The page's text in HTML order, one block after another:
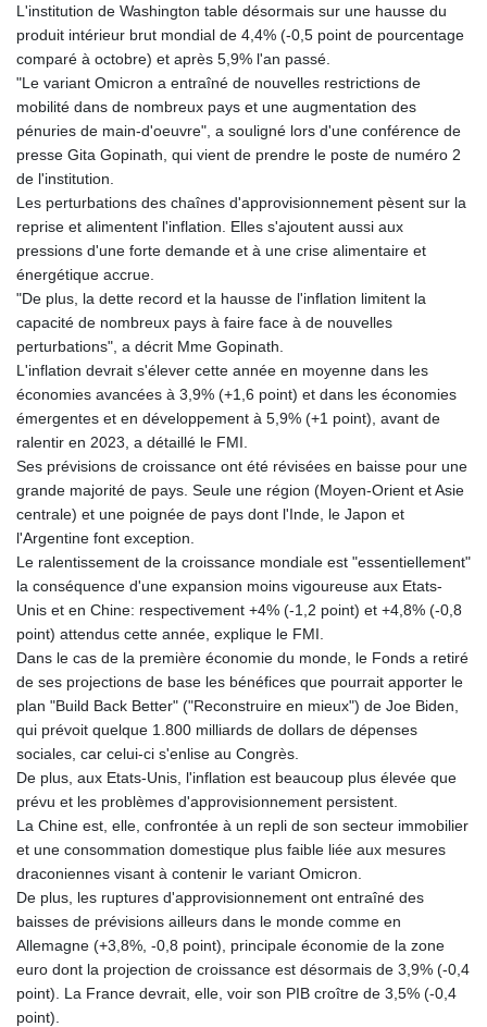
HKD 9.067746
HNL 30.895616
HRK 7.536622
HTG 150.718127
HUF 363.096405
IDR 20580.370421
ILS 3.468234
INR 110.076256
IQD 1509.981237
IRR
ISK 142.598215
JEP 0.8566
JMD 183.057725
JOD 0.819746
JPY 182.445186
KES 149.158147
KGS 101.104505
KHR 4681.941823
KMF 492.514185
KRW 1627.712241
KYD 0.960588
KZT 540.233287
LAK 26025.676609
LBP
103223.017367
LKR 386.635196
LRD 208.057415
LSL 18.726567
LTL 3.413768
LVL 0.699335
LYD 7.331909
MAD 10.743067
MDL 20.044751
MGA 4918.938878
MKD 61.524236
MMK 2427.596601
MNT 4159.0218
MOP 9.314584
MRU 46.338424
L'institution de Washington table désormais sur une hausse du
produit intérieur brut mondial de 4,4% (-0,5 point de pourcentage
comparé à octobre) et après 5,9% l'an passé.
"Le variant Omicron a entraîné de nouvelles restrictions de
mobilité dans de nombreux pays et une augmentation des
pénuries de main-d'oeuvre", a souligné lors d'une conférence de
presse Gita Gopinath, qui vient de prendre le poste de numéro 2
de l'institution.
Les perturbations des chaînes d'approvisionnement pèsent sur la
reprise et alimentent l'inflation. Elles s'ajoutent aussi aux
pressions d'une forte demande et à une crise alimentaire et
énergétique accrue.
"De plus, la dette record et la hausse de l'inflation limitent la
capacité de nombreux pays à faire face à de nouvelles
perturbations", a décrit Mme Gopinath.
L'inflation devrait s'élever cette année en moyenne dans les
économies avancées à 3,9% (+1,6 point) et dans les économies
émergentes et en développement à 5,9% (+1 point), avant de
ralentir en 2023, a détaillé le FMI.
Ses prévisions de croissance ont été révisées en baisse pour une
grande majorité de pays. Seule une région (Moyen-Orient et Asie
centrale) et une poignée de pays dont l'Inde, le Japon et
l'Argentine font exception.
Le ralentissement de la croissance mondiale est "essentiellement"
la conséquence d'une expansion moins vigoureuse aux Etats-
Unis et en Chine: respectivement +4% (-1,2 point) et +4,8% (-0,8
point) attendus cette année, explique le FMI.
Dans le cas de la première économie du monde, le Fonds a retiré
de ses projections de base les bénéfices que pourrait apporter le
plan "Build Back Better" ("Reconstruire en mieux") de Joe Biden,
qui prévoit quelque 1.800 milliards de dollars de dépenses
sociales, car celui-ci s'enlise au Congrès.
De plus, aux Etats-Unis, l'inflation est beaucoup plus élevée que
prévu et les problèmes d'approvisionnement persistent.
La Chine est, elle, confrontée à un repli de son secteur immobilier
et une consommation domestique plus faible liée aux mesures
draconiennes visant à contenir le variant Omicron.
De plus, les ruptures d'approvisionnement ont entraîné des
baisses de prévisions ailleurs dans le monde comme en
Allemagne (+3,8%, -0,8 point), principale économie de la zone
euro dont la projection de croissance est désormais de 3,9% (-0,4
point). La France devrait, elle, voir son PIB croître de 3,5% (-0,4
point).